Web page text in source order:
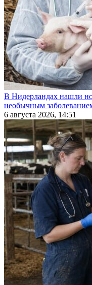
В Нидерландах нашли
необычным
6 августа 2026, 14:51